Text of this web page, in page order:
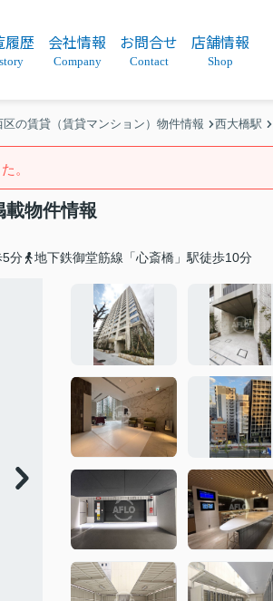
履歴 会社情報
Company
お問合せ
Contact
店舗情報
Shop
区の賃貸（賃貸マンション）物件情報 西大橋駅
。
物件情報
5分 地下鉄御堂筋線「心斎橋」駅徒歩10分